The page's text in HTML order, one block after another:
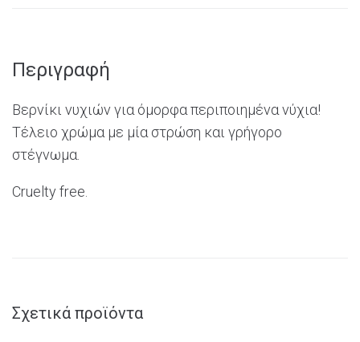
Περιγραφή
Βερνίκι νυχιών για όμορφα περιποιημένα νύχια!
Τέλειο χρώμα με μία στρώση και γρήγορο
στέγνωμα.
Crueltyfree.
Σχετικά προϊόντα